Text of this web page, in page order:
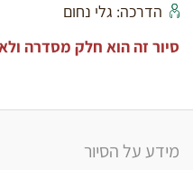
הדרכה: גלי נחום
סיור זה הוא חלק מסדרה
מידע על הסיור